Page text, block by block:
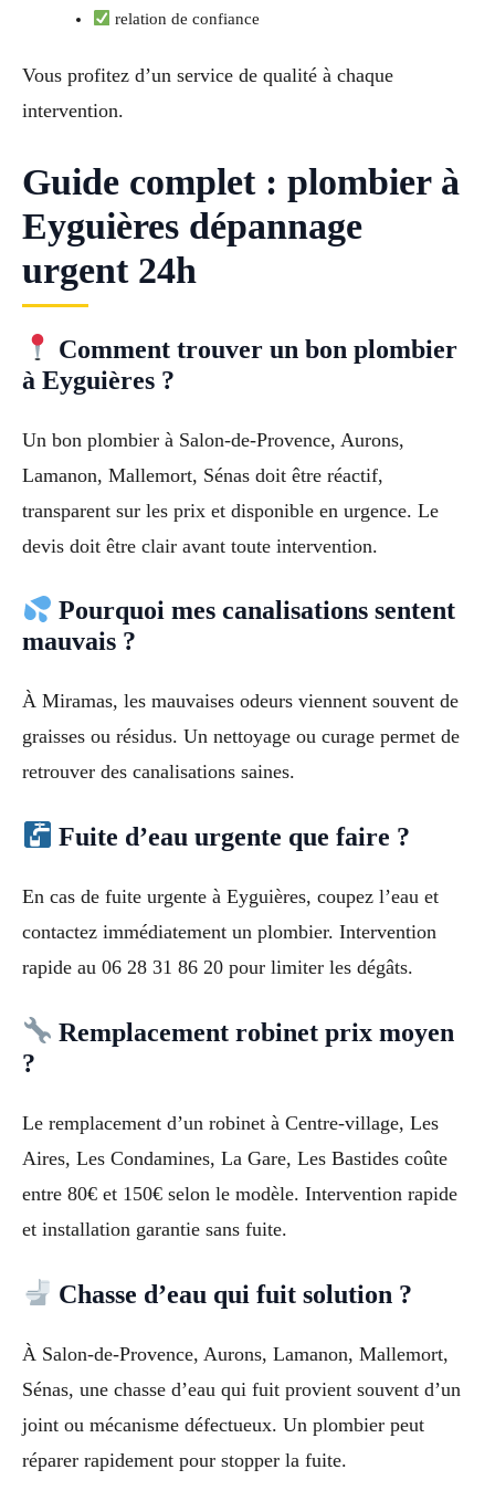
relation de confiance
Vous profitez d’un service de qualité à chaque
intervention.
Guide complet : plombier à
Eyguières dépannage
urgent 24h
Comment trouver un bon plombier
à Eyguières ?
Un bon plombier à Salon-de-Provence, Aurons,
Lamanon, Mallemort, Sénas doit être réactif,
transparent sur les prix et disponible en urgence. Le
devis doit être clair avant toute intervention.
Pourquoi mes canalisations sentent
mauvais ?
À Miramas, les mauvaises odeurs viennent souvent de
graisses ou résidus. Un nettoyage ou curage permet de
retrouver des canalisations saines.
Fuite d’eau urgente que faire ?
En cas de fuite urgente à Eyguières, coupez l’eau et
contactez immédiatement un plombier. Intervention
rapide au 06 28 31 86 20 pour limiter les dégâts.
Remplacement robinet prix moyen
?
Le remplacement d’un robinet à Centre-village, Les
Aires, Les Condamines, La Gare, Les Bastides coûte
entre 80€ et 150€ selon le modèle. Intervention rapide
et installation garantie sans fuite.
Chasse d’eau qui fuit solution ?
À Salon-de-Provence, Aurons, Lamanon, Mallemort,
Sénas, une chasse d’eau qui fuit provient souvent d’un
joint ou mécanisme défectueux. Un plombier peut
réparer rapidement pour stopper la fuite.